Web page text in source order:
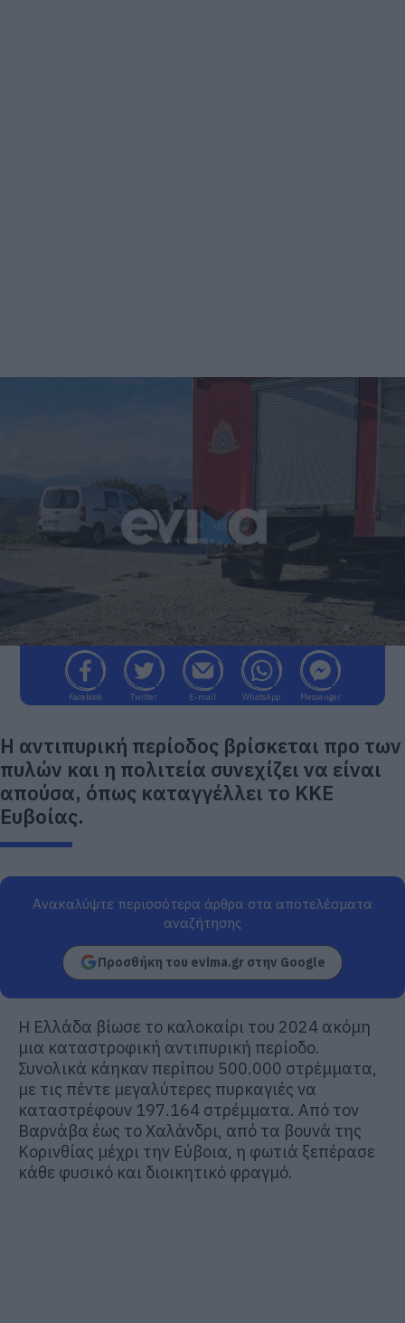
Facebook Twitter E-mail WhatsApp Messenger
Η αντιπυρική περίοδος βρίσκεται προ των
πυλών και η πολιτεία συνεχίζει να είναι
απούσα, όπως καταγγέλλει το ΚΚΕ
Ευβοίας.
Ανακαλύψτε περισσότερα άρθρα στα αποτελέσματα
αναζήτησης
Προσθήκη του evima.gr στην Google
Η Ελλάδα βίωσε το καλοκαίρι του 2024 ακόμη
μια καταστροφική αντιπυρική περίοδο.
Συνολικά κάηκαν περίπου 500.000 στρέμματα,
με τις πέντε μεγαλύτερες πυρκαγιές να
καταστρέφουν 197.164 στρέμματα. Από τον
Βαρνάβα έως το Χαλάνδρι, από τα βουνά της
Κορινθίας μέχρι την Εύβοια, η φωτιά ξεπέρασε
κάθε φυσικό και διοικητικό φραγμό.